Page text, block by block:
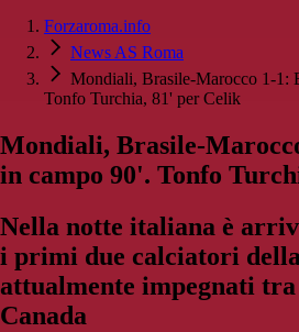
Forzaroma.info
News AS Roma
Mondiali, Brasile-Marocco 1-1:
Tonfo Turchia, 81' per Celik
Mondiali, Brasile-
in campo 90'. Tonfo
Nella notte italiana è
i primi due calciatori
attualmente impegnati tra
Canada